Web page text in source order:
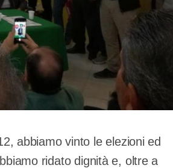
abbiamo vinto le elezioni ed
ridato dignità e, oltre a